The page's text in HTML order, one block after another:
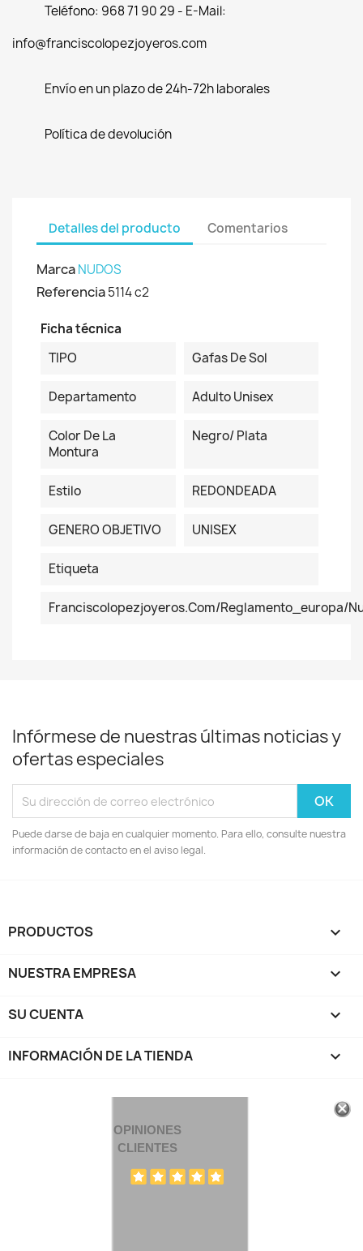
Teléfono: 968 71 90 29 - E-Mail:
info@franciscolopezjoyeros.com
Envío en un plazo de 24h-72h laborales
Política de devolución
Detalles del producto Comentarios
MarcaNUDOS
Referencia5114 c2
Ficha técnica
TIPO
Gafas De Sol
Departamento Adulto Unisex
Color De La
Montura
Negro/ Plata
Estilo REDONDEADA
GENERO OBJETIVO UNISEX
Etiqueta
Franciscolopezjoyeros.com/reglamento_europa/
Infórmese de nuestras últimas noticias y
ofertas especiales
Puede darse de baja en cualquier momento. Para ello, consulte nuestra
información de contacto en el aviso legal.
PRODUCTOS 
NUESTRA EMPRESA 
SU CUENTA 
INFORMACIÓN DE LA TIENDA keyboard_arrow_down
OPINIONES
CLIENTES